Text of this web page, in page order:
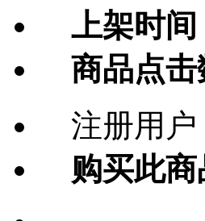
上架时间
商品点击
注册用户
购买此商